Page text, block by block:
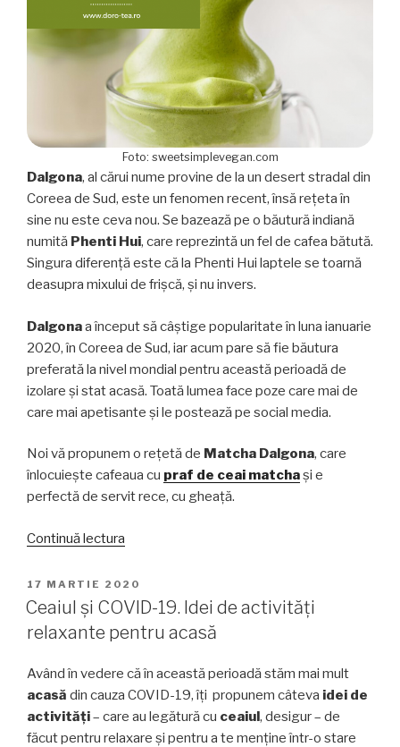
Foto: sweetsimplevegan.com
Dalgona, al cărui nume provine de la un desert stradal din
Coreea de Sud, este un fenomen recent, însă rețeta în
sine nu este ceva nou. Se bazează pe o băutură indiană
numită Phenti Hui, care reprezintă un fel de cafea bătută.
Singura diferență este că la Phenti Hui laptele se toarnă
deasupra mixului de frișcă, și nu invers.
Dalgonaa început să câștige popularitate în luna ianuarie
2020, în Coreea de Sud, iar acum pare să fie băutura
preferată la nivel mondial pentru această perioadă de
izolare și stat acasă. Toată lumea face poze care mai de
care mai apetisante și le postează pe social media.
Noi vă propunem o rețetă de Matcha Dalgona, care
înlocuiește cafeaua cu praf de ceai matchași e
perfectă de servit rece, cu gheață.
Continuă lectura
Latte.
Rețeta
unei
care
face
senzație”
PUBLICAT
PE
17 MARTIE 2020
Ceaiul și COVID-19. Idei de activități
relaxante pentru acasă
Având în vedere că în această perioadă stăm mai mult
acasă din cauza COVID-19, îți propunem câteva idei de
activități– care au legătură cu ceaiul, desigur – de
făcut pentru relaxare și pentru a te menține într-o stare